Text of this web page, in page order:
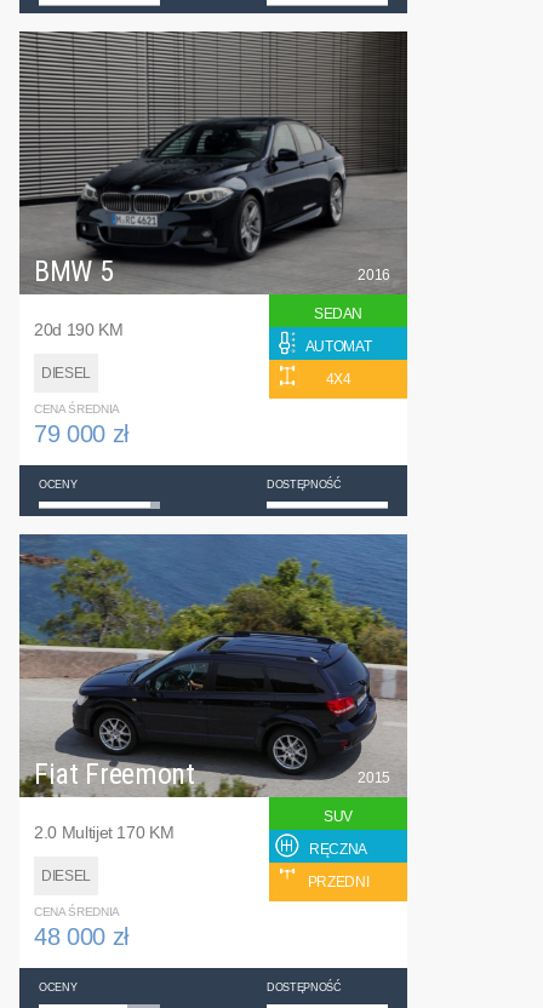
BMW 5
20d 190 KM
DIESEL
2016
SEDAN
AUTOMAT
4X4
CENA ŚREDNIA
79 000 zł
OCENY DOSTĘPNOŚĆ
Fiat Freemont
2.0 Multijet 170 KM
DIESEL
2015
SUV
RĘCZNA
PRZEDNI
CENA ŚREDNIA
48 000 zł
OCENY DOSTĘPNOŚĆ